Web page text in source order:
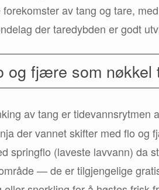
forekomster av tang og tare,
der taredybden er godt
og fjære som nøkkel
av tang er tidevannsrytmen
der vannet skifter med flo og
springflo (laveste lavvann) da
— de er tilgjengelige